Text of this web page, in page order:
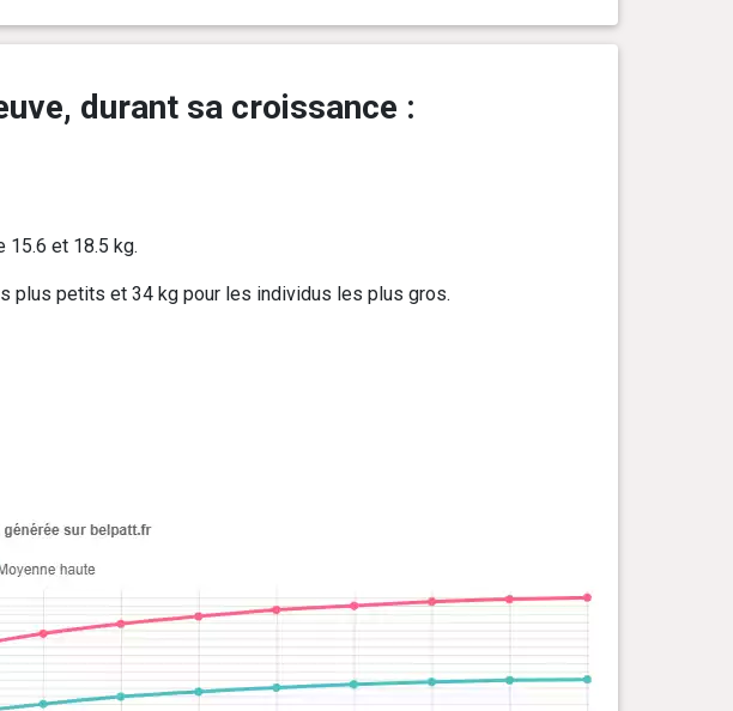
durant sa croissance :
15.6 et 18.5 kg.
plus petits et 34 kg pour les individus les plus gros.